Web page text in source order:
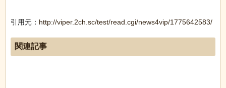
引用元： http://viper.2ch.sc/test/read.cgi/news4vip/1775642583/
関連記事